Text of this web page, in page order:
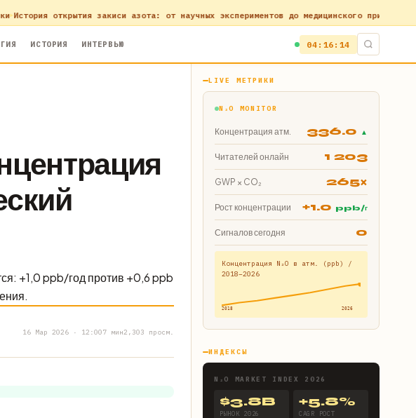
закиси азота: от научных экспериментов до медицинского применения Правовые
ИСТОРИЯ ИНТЕРВЬЮ 04:16:14
+1,0 ppb/год против +0,6 ppb
16 Мар 2026 · 12:007 мин2,303 просм.
LIVE МЕТРИКИ
N₂O MONITOR
Концентрация атм. 336.0 ▲
Читателей онлайн 1 203
GWP × CO₂ 265×
Рост концентрации +1.0 ppb/г
Сигналов сегодня 0
Концентрация N₂O в атм. (ppb) /
2018–2026
2018 2026
ИНДЕКСЫ
N₂O MARKET INDEX 2026
$3.8B
РЫНОК 2026
+5.8%
CAGR РОСТ